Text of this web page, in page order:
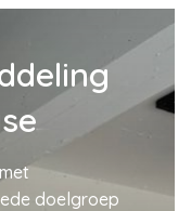
doelgroep